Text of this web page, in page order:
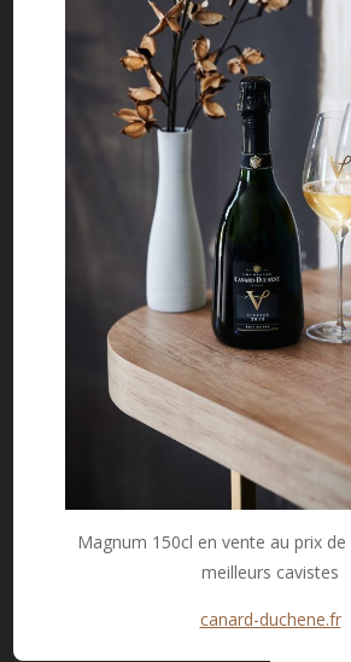
Magnum 150cl en vente au prix de
meilleurs cavistes
canard-duchene.fr